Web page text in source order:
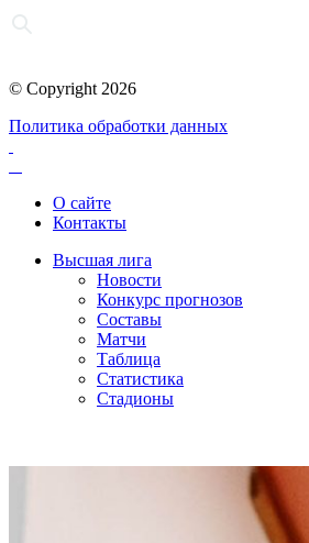
© Copyright 2026
Политика обработки данных
О сайте
Контакты
Высшая лига
Новости
Конкурс прогнозов
Составы
Матчи
Таблица
Статистика
Стадионы